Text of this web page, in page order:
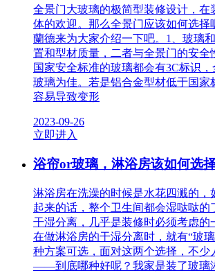
全景门大玻璃的极简型装修设计，在
体的欢迎。那么全景门应该如何选择
蘭德来为大家介绍一下吧。1、玻璃
置和型材质量，二者与全景门的安全
国家安全标准的玻璃都会有3C标识
玻璃为佳。若是铝合金型材低于国家
容易导致变形
2023-09-26
立即进入
浴帘or玻璃，淋浴房该如何选
淋浴房在洗澡的时候是水花四溅的，
起来的话，整个卫生间都会湿哒哒的
干湿分离，几乎是装修时必须考虑的
在做淋浴房的干湿分离时，就有“玻
种方案可选，面对这两个选择，不少
——到底哪种好呢？我家是装了玻璃